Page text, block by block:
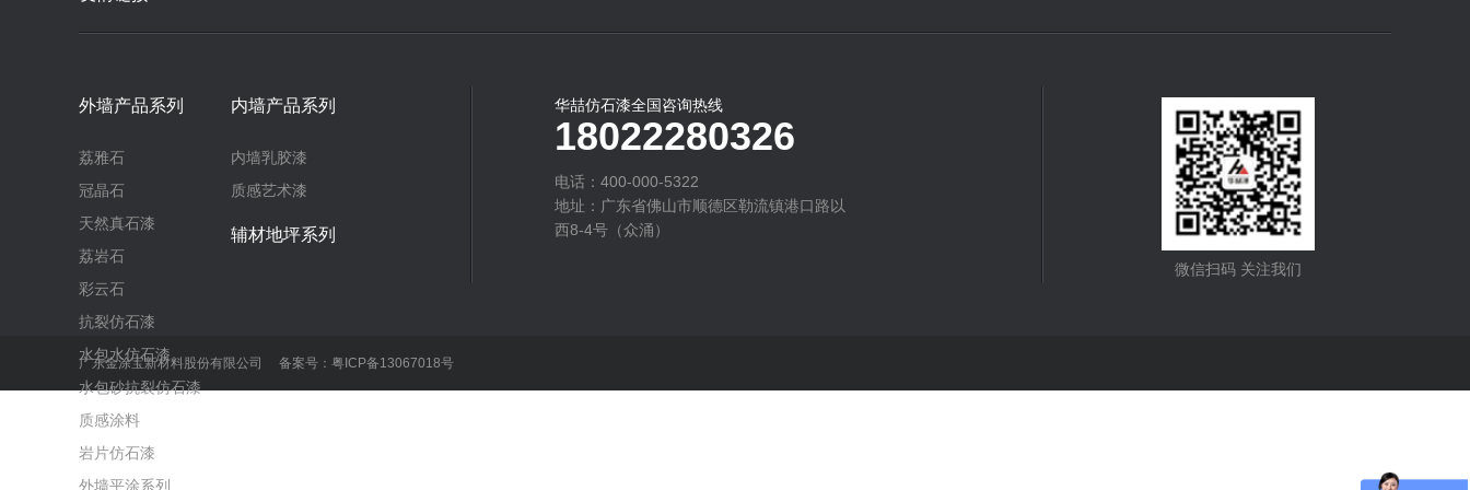
外墙产品系列
荔雅石
冠晶石
天然真石漆
荔岩石
彩云石
抗裂仿石漆
水包水仿石漆
水包砂抗裂仿石漆
质感涂料
岩片仿石漆
外墙平涂系列
内墙产品系列
内墙乳胶漆
质感艺术漆
辅材地坪系列
华喆仿石漆全国咨询热线
18022280326
电话：400-000-5322
地址：广东省佛山市顺德区勒流镇港口路以
西8-4号（众涌）
微信扫码 关注我们
广东金涂宝新材料股份有限公司 备案号： 粤ICP备13067018号